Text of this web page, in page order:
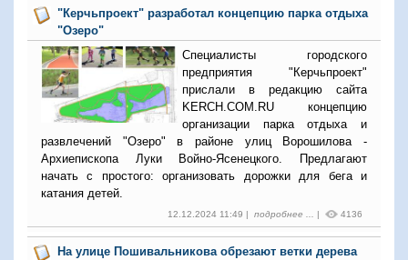
"Керчьпроект" разработал концепцию парка отдыха
"Озеро"
Специалисты городского
предприятия "Керчьпроект"
прислали в редакцию сайта
KERCH.COM.RU концепцию
организации парка отдыха и
развлечений "Озеро" в районе улиц Ворошилова -
Архиепископа Луки Войно-Ясенецкого. Предлагают
начать с простого: организовать дорожки для бега и
катания детей.
12.12.2024 11:49 | подробнее ... | 4136
На улице Пошивальникова обрезают ветки дерева